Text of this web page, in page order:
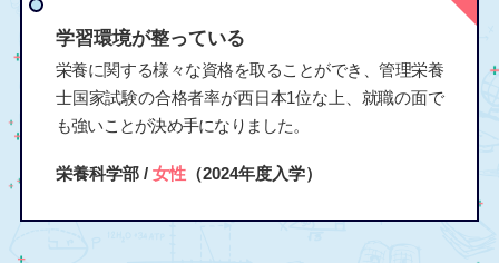
学習環境が整っている
栄養に関する様々な資格を取ることができ、管理栄養
士国家試験の合格者率が西日本1位な上、就職の面で
も強いことが決め手になりました。
栄養科学部 / 女性（2024年度入学）